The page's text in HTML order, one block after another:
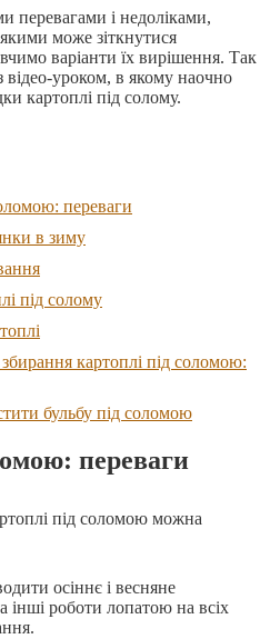
перевагами і недоліками,
може зіткнутися
варіанти їх вирішення. Так
уроком, в якому наочно
картоплі під солому.
переваги
в зиму
під солому
картоплі під соломою:
бульбу під соломою
переваги
під соломою можна
осіннє і весняне
інші роботи лопатою на всіх